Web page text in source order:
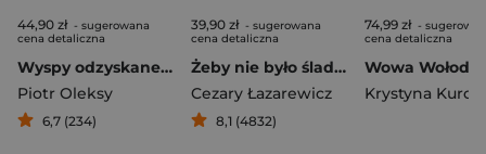
44,90 zł - sugerowana
cena detaliczna
Wyspy odzyskane Wolin i nieznany archipelag
Piotr Oleksy
6,7 (234)
39,90 zł - sugerowana
cena detaliczna
Żeby nie było śladów Sprawa Grzegorza Przemyka
Cezary Łazarewicz
8,1 (4832)
74,99 zł -
cena detaliczna